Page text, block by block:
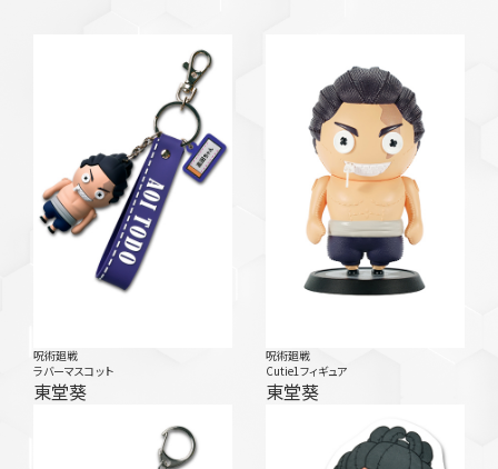
呪術廻戦
ラバーマスコット
東堂葵
呪術廻戦
Cutie1フィギュア
東堂葵